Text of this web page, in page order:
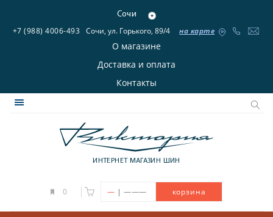
Сочи
+7 (988) 4006-493 Сочи, ул. Горького, 89/4 на карте
О магазине
Доставка и оплата
Контакты
ИНТЕРНЕТ МАГАЗИН ШИН
0 — | ——— корзина